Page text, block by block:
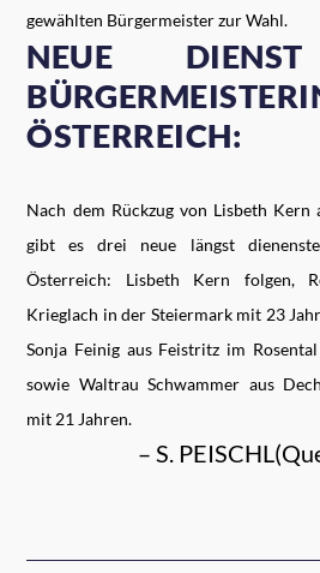
gewählten Bürgermeister zur Wahl.
NEUE
ÖSTERREICH:
Nach dem Rückzug von Lisbeth
gibt es drei neue längst
Österreich: Lisbeth Kern folgen,
Krieglach in der Steiermark mit 23
Sonja Feinig aus Feistritz im
sowie Waltrau Schwammer aus
mit 21 Jahren.
– S.